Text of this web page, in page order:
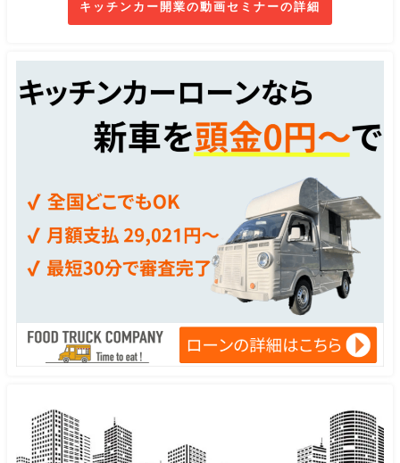
キッチンカー開業の動画セミナーの詳細